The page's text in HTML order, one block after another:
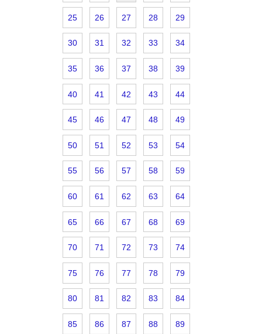
25 26 27 28 29
30 31 32 33 34
35 36 37 38 39
40 41 42 43 44
45 46 47 48 49
50 51 52 53 54
55 56 57 58 59
60 61 62 63 64
65 66 67 68 69
70 71 72 73 74
75 76 77 78 79
80 81 82 83 84
85 86 87 88 89